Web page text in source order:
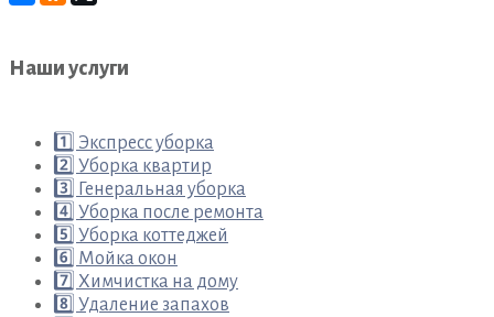
Наши услуги
1️⃣ Экспресс уборка
2️⃣ Уборка квартир
3️⃣ Генеральная уборка
4️⃣ Уборка после ремонта
5️⃣ Уборка коттеджей
6️⃣ Мойка окон
7️⃣ Химчистка на дому
8️⃣ Удаление запахов